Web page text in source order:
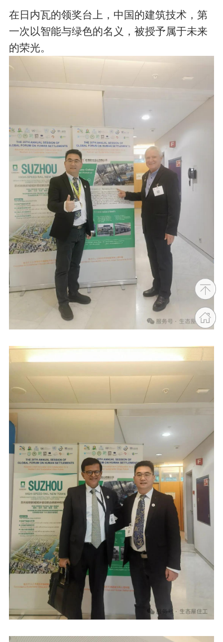
在日内瓦的领奖台上，中国的建筑技术，第
一次以智能与绿色的名义，被授予属于未来
的荣光。